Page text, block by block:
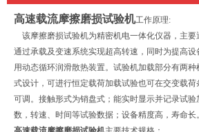
高速载流摩擦磨损试验机工作原理:
该摩擦磨损试验机为精密机电一体化仪器，主要
通过承载及变速系统实现超高转速，同时为提高
用动态循环润滑散热装置。试验机加载部分有两
式设计，可进行恒定载荷加载试验也可在交变载
可调。接触形式为销盘式；能实时显示并记录试
数，转速、时间等试验数据；设备精度高，寿命长。